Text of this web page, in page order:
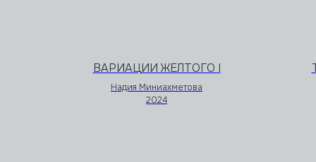
ВАРИАЦИИ ЖЕЛТОГО I
Надия Миниахметова
2024